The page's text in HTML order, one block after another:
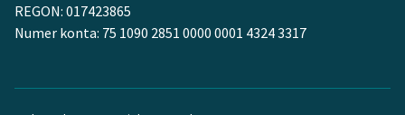
REGON: 017423865
Numer konta: 75 1090 2851 0000 0001 4324 3317